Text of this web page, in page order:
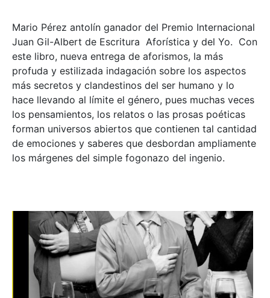
Mario Pérez antolín ganador del Premio Internacional
Juan Gil-Albert de Escritura Aforística y del Yo. Con
este libro, nueva entrega de aforismos, la más
profuda y estilizada indagación sobre los aspectos
más secretos y clandestinos del ser humano y lo
hace llevando al límite el género, pues muchas veces
los pensamientos, los relatos o las prosas poéticas
forman universos abiertos que contienen tal cantidad
de emociones y saberes que desbordan ampliamente
los márgenes del simple fogonazo del ingenio.